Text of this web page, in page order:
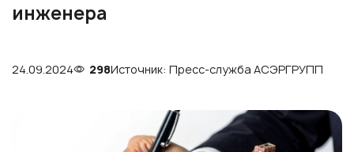
инженера
24.09.2024 298Источник: Пресс-служба АСЭРГРУПП